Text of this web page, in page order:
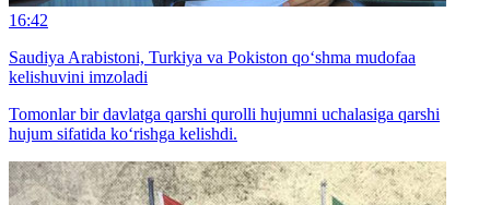
16:42
Saudiya Arabistoni, Turkiya va Pokiston qo‘shma mudofaa
kelishuvini imzoladi
Tomonlar bir davlatga qarshi qurolli hujumni uchalasiga qarshi
hujum sifatida ko‘rishga kelishdi.